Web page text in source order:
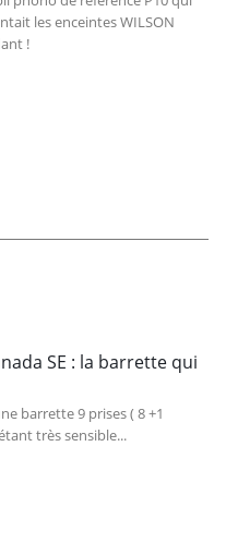
les enceintes WILSON
!
SE : la barrette qui
barrette 9 prises ( 8 +1
très sensible...